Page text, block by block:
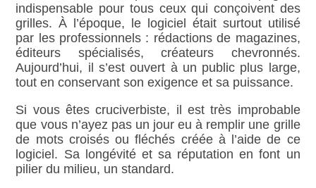
indispensable pour tous ceux qui conçoivent des
grilles. À l’époque, le logiciel était surtout utilisé
par les professionnels : rédactions de magazines,
éditeurs spécialisés, créateurs chevronnés.
Aujourd’hui, il s’est ouvert à un public plus large,
tout en conservant son exigence et sa puissance.
Si vous êtes cruciverbiste, il est très improbable
que vous n’ayez pas un jour eu à remplir une grille
de mots croisés ou fléchés créée à l’aide de ce
logiciel. Sa longévité et sa réputation en font un
pilier du milieu, un standard.